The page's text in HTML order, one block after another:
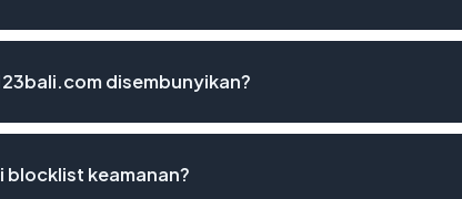
disembunyikan?
blocklist keamanan?